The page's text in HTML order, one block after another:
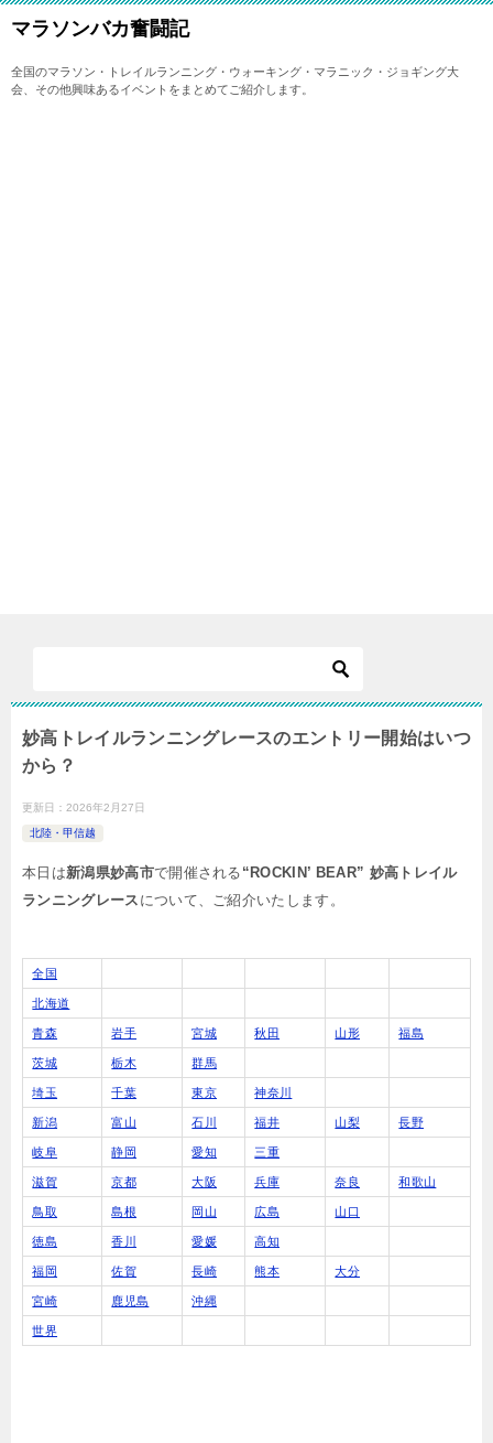
マラソンバカ奮闘記
全国のマラソン・トレイルランニング・ウォーキング・マラニック・ジョギング大
会、その他興味あるイベントをまとめてご紹介します。
妙高トレイルランニングレースのエントリー開始はいつ
から？
更新日： 2026年2月27日
北陸・甲信越
本日は新潟県妙高市で開催される “ROCKIN’ BEAR” 妙高トレイル
ランニングレース について、ご紹介いたします。
全国
北海道
青森 岩手 宮城 秋田 山形 福島
茨城 栃木 群馬
埼玉 千葉 東京 神奈川
新潟 富山 石川 福井 山梨 長野
岐阜 静岡 愛知 三重
滋賀 京都 大阪 兵庫 奈良 和歌山
鳥取 島根 岡山 広島 山口
徳島 香川 愛媛 高知
福岡 佐賀 長崎 熊本 大分
宮崎 鹿児島 沖縄
世界